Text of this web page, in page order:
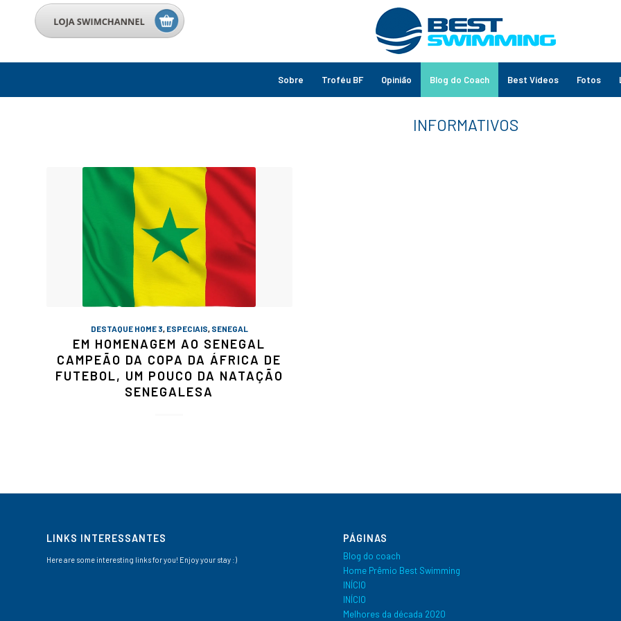
Sobre Troféu BF Opinião Blog do Coach Best Vídeos Fotos
DESTAQUE HOME 3, ESPECIAIS, SENEGAL
EM HOMENAGEM AO SENEGAL
CAMPEÃO DA COPA DA ÁFRICA DE
FUTEBOL, UM POUCO DA NATAÇÃO
SENEGALESA
LINKS INTERESSANTES
Here are some interesting links for you! Enjoy your stay :)
PÁGINAS
Blog do coach
Home Prêmio Best Swimming
INÍCIO
INÍCIO
Melhores da década 2020